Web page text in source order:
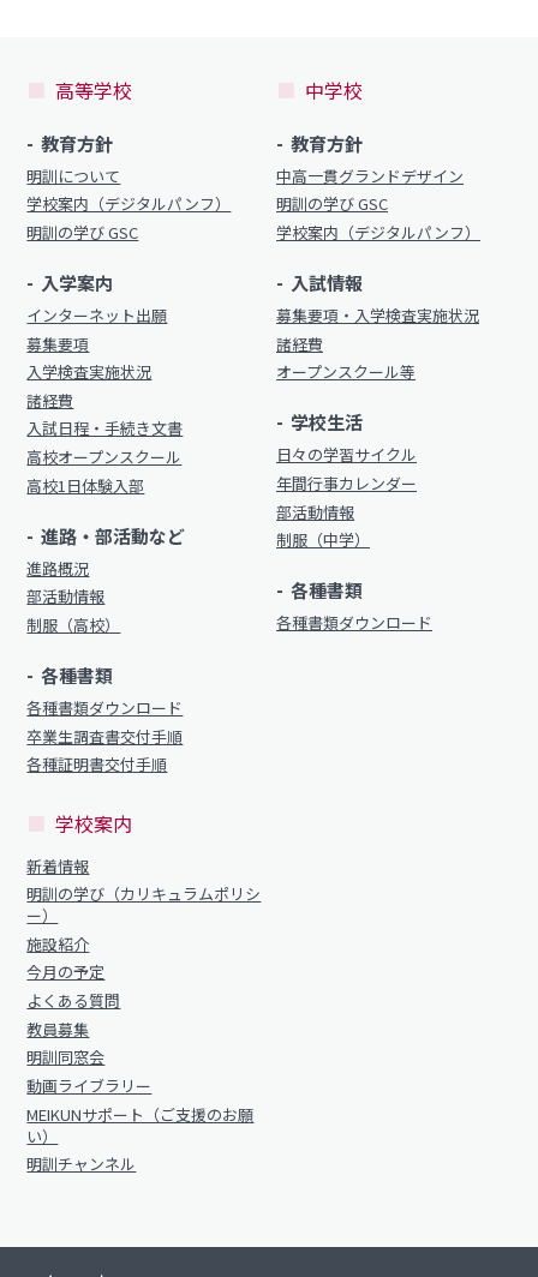
今月の予定
よくある質問
教員募集
明訓同窓会
動画ライブラリー
MEIKUNサポート（ご支援のお願い）
明訓チャンネル
お問い合わせ サイトマップ
学校案内
新着情報
明訓の学び（カリキュラムポリシー）
施設紹介
今月の予定
よくある質問
教員募集
明訓同窓会
動画ライブラリー
MEIKUNサポート（ご支援のお願い）
明訓チャンネル
プライバシーポリシー
高等学校
教育方針
明訓について
学校案内（デジタルパンフ）
明訓の学び GSC
入学案内
インターネット出願
募集要項
入学検査実施状況
諸経費
入試日程・手続き文書
高校オープンスクール
高校1日体験入部
進路・部活動など
進路概況
部活動情報
制服（高校）
各種書類
各種書類ダウンロード
卒業生調査書交付手順
各種証明書交付手順
中学校
教育方針
中高一貫グランドデザイン
明訓の学び GSC
学校案内（デジタルパンフ）
入試情報
募集要項・入学検査実施状況
諸経費
オープンスクール等
学校生活
日々の学習サイクル
年間行事カレンダー
部活動情報
制服（中学）
各種書類
各種書類ダウンロード
学校案内
新着情報
明訓の学び（カリキュラムポリシ
ー）
施設紹介
今月の予定
よくある質問
教員募集
明訓同窓会
動画ライブラリー
MEIKUNサポート（ご支援のお願
い）
明訓チャンネル